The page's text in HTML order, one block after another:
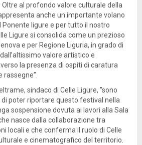
Oltre al profondo valore culturale della
anche un importante volano
Ponente ligure e per tutto il nostro
Ligure si consolida come un prezioso
e per Regione Liguria, in grado di
valore artistico e
la presenza di ospiti di caratura
rassegne”.
sindaco di Celle Ligure, "sono
poter riportare questo festival nella
sospensione dovuta ai lavori alla Sala
nasce dalla collaborazione tra
locali e che conferma il ruolo di Celle
e cinematografico del territorio.